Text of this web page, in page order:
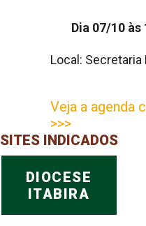
Dia 07/10 às
Local: Secretaria
Veja a agenda
>>>
SITES INDICADOS
DIOCESE
ITABIRA